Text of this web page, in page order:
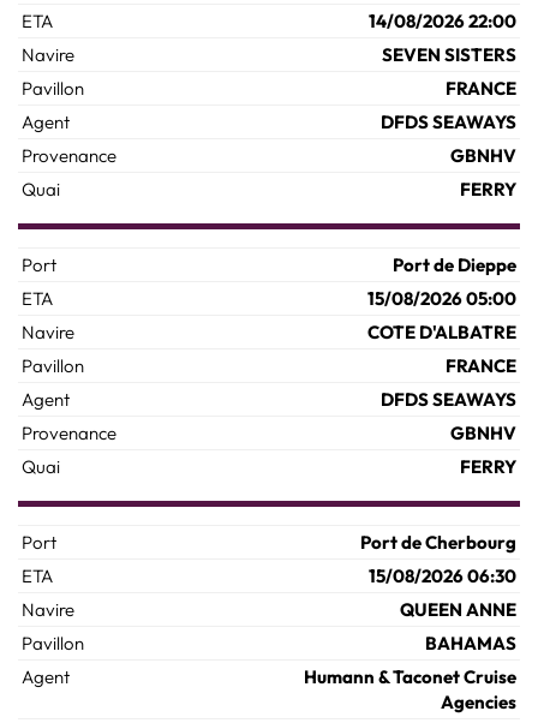
14/08/2026 22:00
SEVEN SISTERS
FRANCE
DFDS SEAWAYS
GBNHV
FERRY
Port de Dieppe
15/08/2026 05:00
COTE D'ALBATRE
FRANCE
DFDS SEAWAYS
GBNHV
FERRY
Port de Cherbourg
15/08/2026 06:30
QUEEN ANNE
BAHAMAS
Humann & Taconet Cruise
Agencies